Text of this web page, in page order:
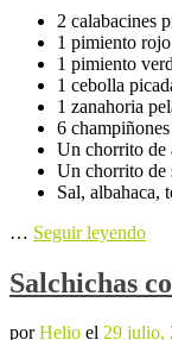
2 calabacines
1 pimiento
1 pimiento
1 cebolla
1 zanahoria
6
Un chorrito de
Un chorrito de
Sal, albahaca,
… Seguir leyendo
Salchichas
porHelio el 29 julio,